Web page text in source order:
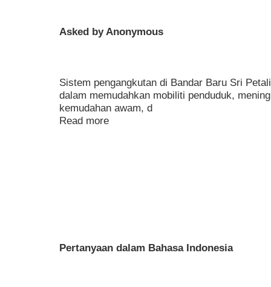
Asked by Anonymous
Sistem pengangkutan di Bandar Baru Sri
dalam memudahkan mobiliti penduduk,
kemudahan awam, d
Read more
Pertanyaan dalam Bahasa Indonesia